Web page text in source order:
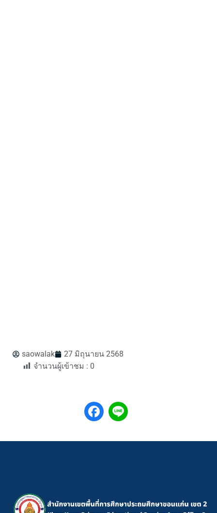
saowalak
27 มิถุนายน 2568
จำนวนผู้เข้าชม : 0